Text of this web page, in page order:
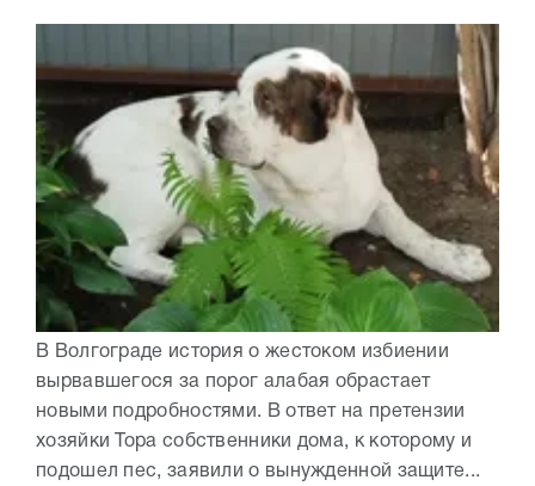
В Волгограде история о жестоком избиении
вырвавшегося за порог алабая обрастает
новыми подробностями. В ответ на претензии
хозяйки Тора собственники дома, к которому и
подошел пес, заявили о вынужденной защите...